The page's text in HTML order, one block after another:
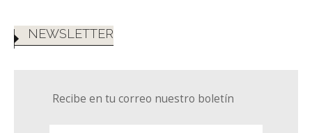
NEWSLETTER
Recibe en tu correo nuestro boletín